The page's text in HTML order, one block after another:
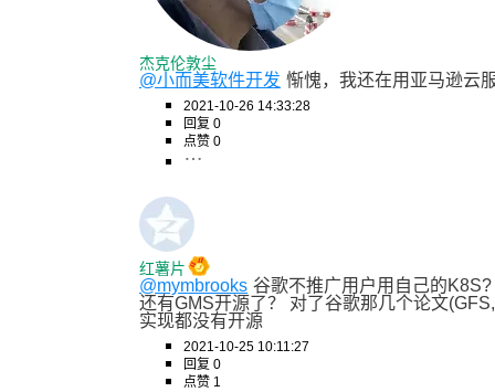
杰克伦敦尘
@小而美软件开发 惭愧，我还在用亚马逊云
2021-10-26 14:33:28
回复 0
点赞 0
红薯片
@mymbrooks 谷歌不推广用户用自己的
还有GMS开源了？ 对了谷歌那几个论文
实现都没有开源
2021-10-25 10:11:27
回复 0
点赞 1